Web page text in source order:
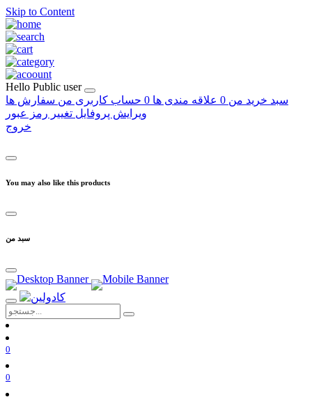
Skip to Content
Hello Public user
سبد خرید من 0 علاقه مندی ها 0 حساب کاربری من سفارش ها
ویرایش پروفایل تغییر رمز عبور
خروج
You may also like this products
سبد من
0
0